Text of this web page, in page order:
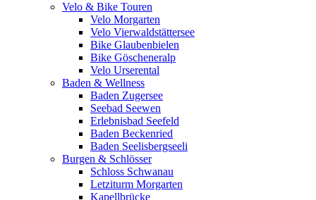
Velo & Bike Touren
Velo Morgarten
Velo Vierwaldstättersee
Bike Glaubenbielen
Bike Göscheneralp
Velo Urserental
Baden & Wellness
Baden Zugersee
Seebad Seewen
Erlebnisbad Seefeld
Baden Beckenried
Baden Seelisbergseeli
Burgen & Schlösser
Schloss Schwanau
Letziturm Morgarten
Kapellbrücke